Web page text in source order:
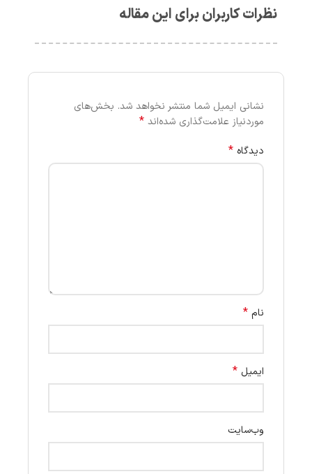
نظرات کاربران برای این مقاله
نشانی ایمیل شما منتشر نخواهد شد. بخش‌های
موردنیاز علامت‌گذاری شده‌اند *
دیدگاه *
نام *
ایمیل *
وب‌سایت